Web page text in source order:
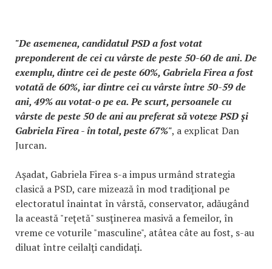
"De asemenea, candidatul PSD a fost votat
preponderent de cei cu vârste de peste 50-60 de ani. De
exemplu, dintre cei de peste 60%, Gabriela Firea a fost
votată de 60%, iar dintre cei cu vârste între 50-59 de
ani, 49% au votat-o pe ea. Pe scurt, persoanele cu
vârste de peste 50 de ani au preferat să voteze PSD şi
Gabriela Firea - în total, peste 67%", a explicat Dan
Jurcan.
Aşadat, Gabriela Firea s-a impus urmând strategia
clasică a PSD, care mizează în mod tradiţional pe
electoratul înaintat în vârstă, conservator, adăugând
la această "reţetă" susţinerea masivă a femeilor, în
vreme ce voturile "masculine", atâtea câte au fost, s-au
diluat între ceilalţi candidaţi.